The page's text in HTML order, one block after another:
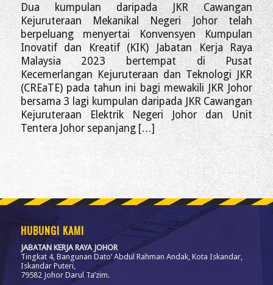
Dua kumpulan daripada JKR Cawangan
Kejuruteraan Mekanikal Negeri Johor telah
berpeluang menyertai Konvensyen Kumpulan
Inovatif dan Kreatif (KIK) Jabatan Kerja Raya
Malaysia 2023 bertempat di Pusat
Kecemerlangan Kejuruteraan dan Teknologi JKR
(CREaTE) pada tahun ini bagi mewakili JKR Johor
bersama 3 lagi kumpulan daripada JKR Cawangan
Kejuruteraan Elektrik Negeri Johor dan Unit
Tentera Johor sepanjang […]
HUBUNGI KAMI
JABATAN KERJA RAYA JOHOR
Tingkat 4, Bangunan Dato’ Abdul Rahman Andak, Kota Iskandar,
Iskandar Puteri,
79582 Johor Darul Ta’zim.